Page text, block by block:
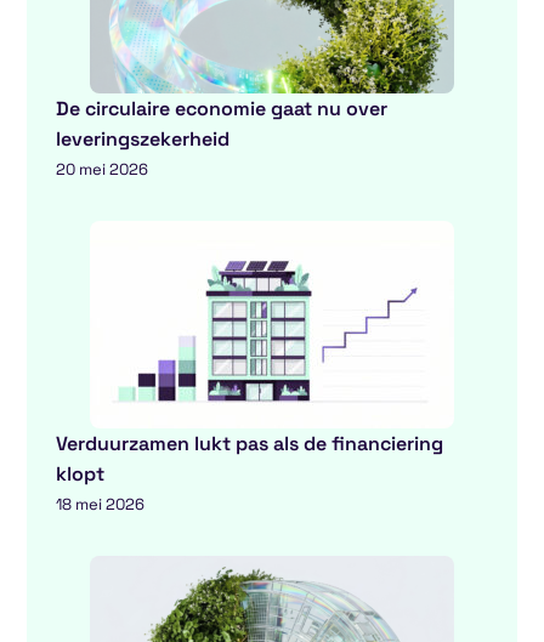
De circulaire economie gaat nu over
leveringszekerheid
20 mei 2026
Verduurzamen lukt pas als de financiering
klopt
18 mei 2026